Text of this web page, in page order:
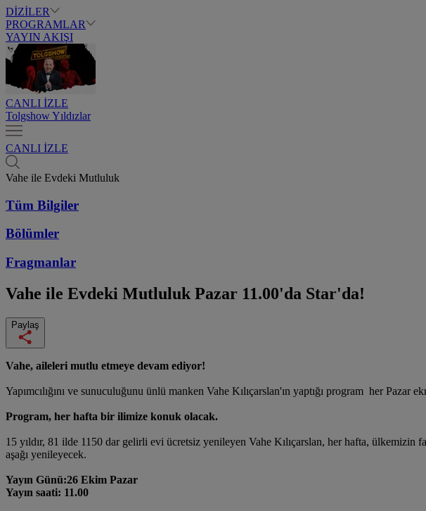
DİZİLER
PROGRAMLAR
YAYIN AKIŞI
CANLI İZLE
Tolgshow Yıldızlar
CANLI İZLE
Vahe ile Evdeki Mutluluk
Tüm Bilgiler
Bölümler
Fragmanlar
Vahe ile Evdeki Mutluluk Pazar 11.00'da Star'da!
Paylaş
Vahe, aileleri mutlu etmeye devam ediyor!
Yapımcılığını ve sunuculuğunu ünlü manken Vahe Kılıçarslan'ın yaptığı program her
Program, her hafta bir ilimize konuk olacak.
15 yıldır, 81 ilde 1150 dar gelirli evi ücretsiz yenileyen Vahe Kılıçarslan, her hafta,
aşağı yenileyecek.
Yayın Günü:26 Ekim Pazar
Yayın saati: 11.00